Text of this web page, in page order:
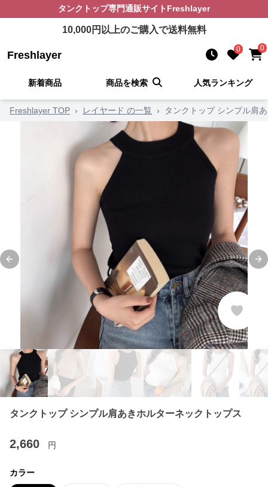
タンクトップ専門通販サイト Freshlayer
10,000円以上のご購入で送料無料
Freshlayer 0 0
新着商品 商品を検索 人気ランキング
Freshlayer TOP › レイヤード の一覧 › タンクトップ シンプル肩
Previous slide
タンクトップ シンプル肩あきホルターネックトップス
2,660 円
カラー